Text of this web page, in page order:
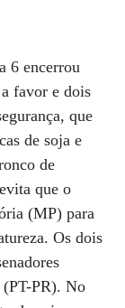
6 encerrou
favor e dois
que
de soja e
de
que o
(MP) para
Os dois
PR). No